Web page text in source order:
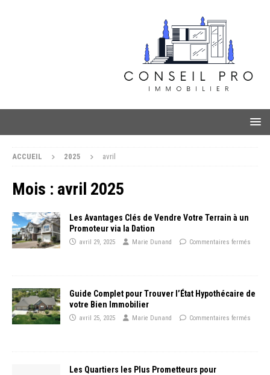
ACCUEIL 2025 avril
Mois : avril 2025
Les Avantages Clés de Vendre Votre Terrain à un
Promoteur via la Dation
avril 29, 2025 Marie Dunand Commentaires fermés
Guide Complet pour Trouver l’État Hypothécaire de
votre Bien Immobilier
avril 25, 2025 Marie Dunand Commentaires fermés
Les Quartiers les Plus Prometteurs pour